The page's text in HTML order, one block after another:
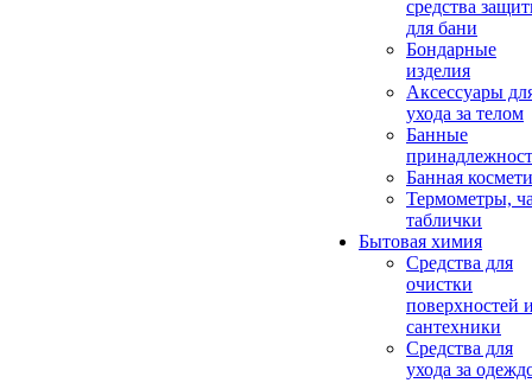
средства
для бани
Бондарные
изделия
Аксеcсуары
ухода за телом
Банные
Банная
Термометры,
таблички
Бытовая химия
Средства для
очистки
поверхностей
сантехники
Средства для
ухода за